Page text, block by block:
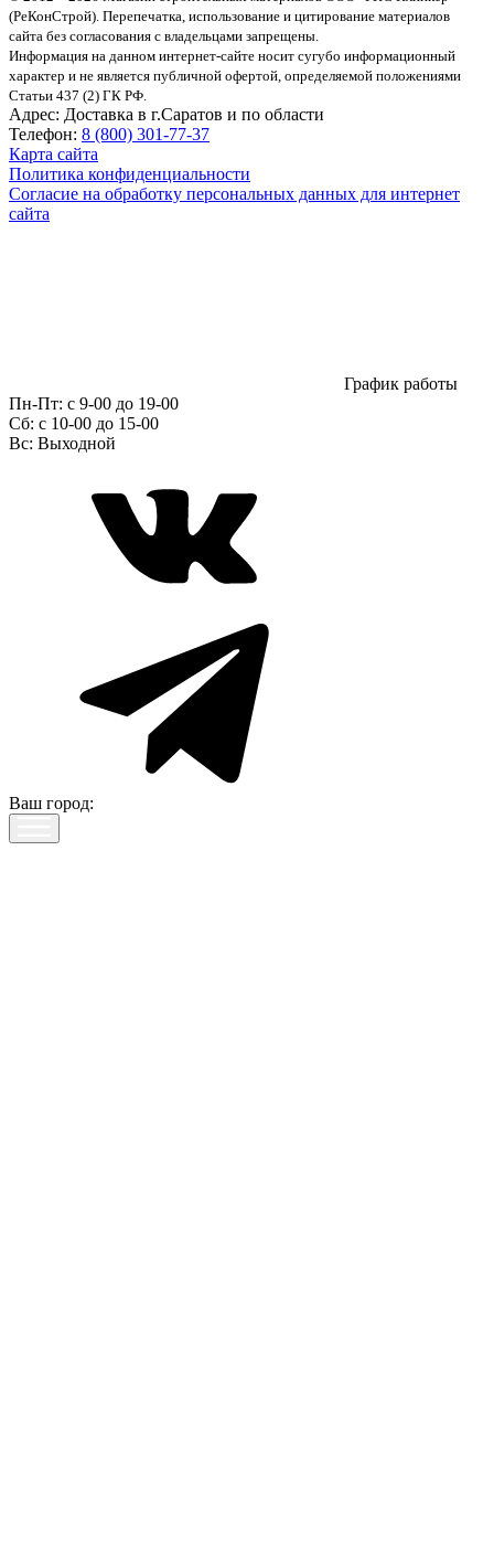
(РеКонСтрой). Перепечатка, использование и цитирование материалов
сайта без согласования с владельцами запрещены.
Информация на данном интернет-сайте носит сугубо информационный
характер и не является публичной офертой, определяемой положениями
Статьи 437 (2) ГК РФ.
Адрес: Доставка в г.Саратов и по области
Телефон: 8 (800) 301-77-37
Карта сайта
Политика конфиденциальности
Согласие на обработку персональных данных для интернет
сайта
График работы
Пн-Пт: с 9-00 до 19-00
Сб: c 10-00 до 15-00
Вс: Выходной
Ваш город: